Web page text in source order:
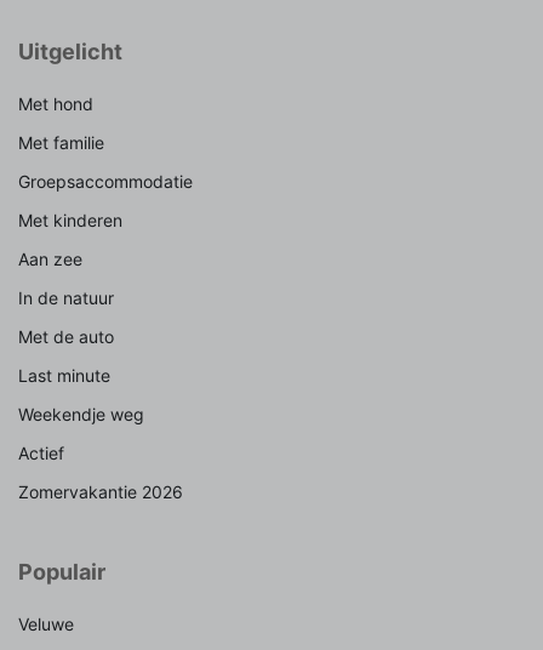
Uitgelicht
Met hond
Met familie
Groepsaccommodatie
Met kinderen
Aan zee
In de natuur
Met de auto
Last minute
Weekendje weg
Actief
Zomervakantie 2026
Populair
Veluwe